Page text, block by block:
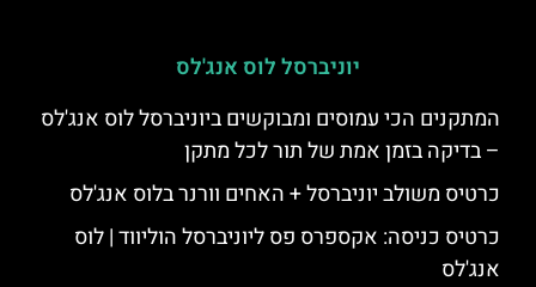
יוניברסל לוס אנג'לס
המתקנים הכי עמוסים ומבוקשים ביוניברסל לוס אנג'לס
– בדיקה בזמן אמת של תור לכל מתקן
כרטיס משולב יוניברסל + האחים וורנר בלוס אנג'לס
כרטיס כניסה: אקספרס פס ליוניברסל הוליווד | לוס
אנג'לס